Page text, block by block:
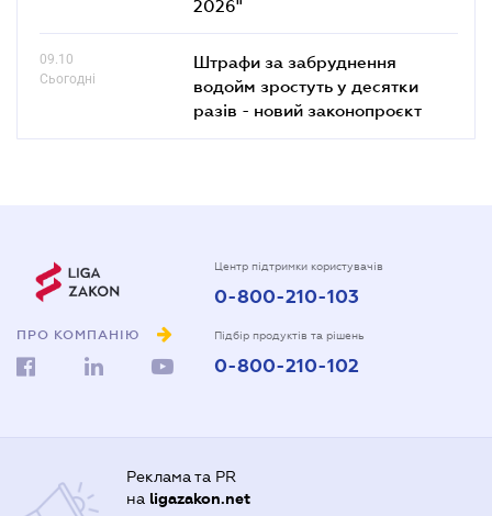
2026"
09.10
Сьогодні
Штрафи за забруднення
водойм зростуть у десятки
разів - новий законопроєкт
ПРО КОМПАНІЮ
Центр підтримки користувачів
0-800-210-103
Підбір продуктів та рішень
0-800-210-102
Реклама та PR
на ligazakon.net